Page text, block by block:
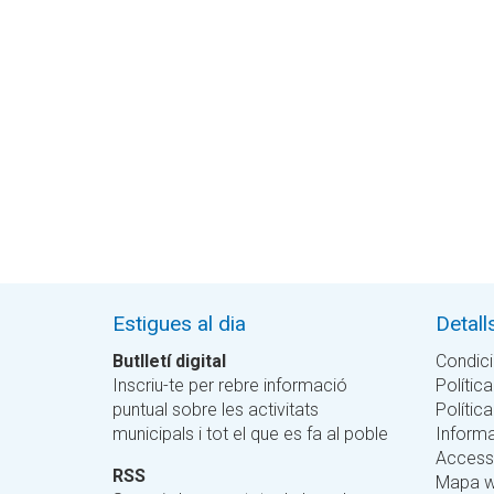
Estigues al dia
Butlletí digital
Inscriu-te per rebre informació
puntual sobre les activitats
municipals i tot el que es fa al poble
RSS
Mapa